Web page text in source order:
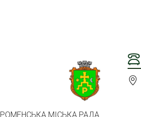
РОМЕНСЬКА МІСЬКА РАДА